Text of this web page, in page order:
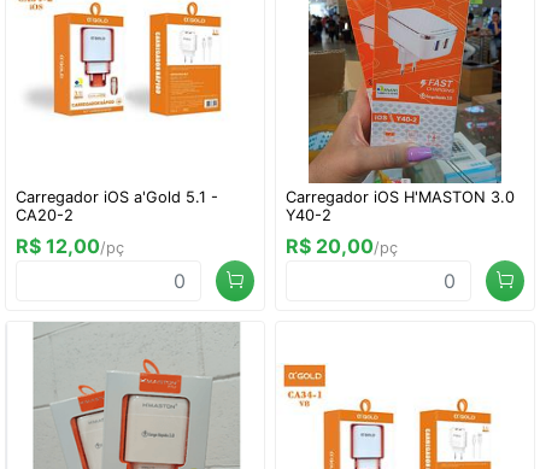
Carregador iOS a'Gold 5.1 -
CA20-2
R$ 12,00/pç
Carregador iOS H'MASTON 3.0
Y40-2
R$ 20,00/pç